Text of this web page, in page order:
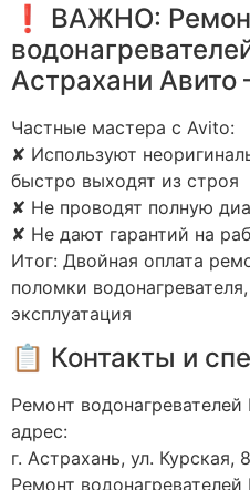
❗ ВАЖНО:
Астрахани
Частные мастера с Avito:
✘ Используют
быстро выходят из строя
✘ Не проводят полную
✘ Не дают гарантий на
Итог: Двойная оплата
поломки
эксплуатация
📋 Контакты и
Ремонт
адрес:
г. Астрахань, ул. Курская, 8
Ремонт